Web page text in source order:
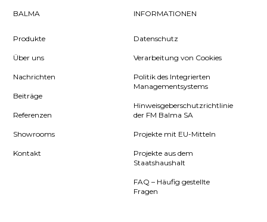
BALMA
Produkte
Über uns
Nachrichten
Beiträge
Referenzen
Showrooms
Kontakt
INFORMATIONEN
Datenschutz
Verarbeitung von Cookies
Politik des Integrierten
Managementsystems
Hinweisgeberschutzrichtlinie
der FM Balma SA
Projekte mit EU-Mitteln
Projekte aus dem
Staatshaushalt
FAQ – Häufig gestellte
Fragen